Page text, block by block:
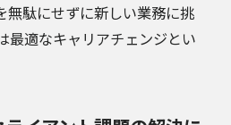
無駄にせずに新しい業務に挑
最適なキャリアチェンジとい